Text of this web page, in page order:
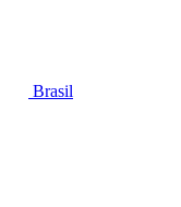
Brasil